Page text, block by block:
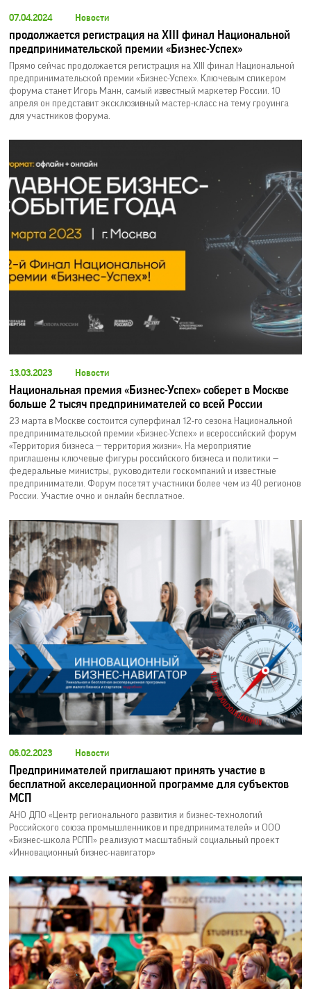
07.04.2024 Новости
продолжается регистрация на XIII финал Национальной
предпринимательской премии «Бизнес-Успех»
Прямо сейчас продолжается регистрация на XIII финал Национальной
предпринимательской премии «Бизнес-Успех». Ключевым спикером
форума станет Игорь Манн, самый известный маркетер России. 10
апреля он представит эксклюзивный мастер-класс на тему гроуинга
для участников форума.
13.03.2023 Новости
Национальная премия «Бизнес-Успех» соберет в Москве
больше 2 тысяч предпринимателей со всей России
23 марта в Москве состоится суперфинал 12-го сезона Национальной
предпринимательской премии «Бизнес-Успех» и всероссийский форум
«Территория бизнеса — территория жизни». На мероприятие
приглашены ключевые фигуры российского бизнеса и политики —
федеральные министры, руководители госкомпаний и известные
предприниматели. Форум посетят участники более чем из 40 регионов
России. Участие очно и онлайн бесплатное.
06.02.2023 Новости
Предпринимателей приглашают принять участие в
бесплатной акселерационной программе для субъектов
МСП
АНО ДПО «Центр регионального развития и бизнес-технологий
Российского союза промышленников и предпринимателей» и ООО
«Бизнес-школа РСПП» реализуют масштабный социальный проект
«Инновационный бизнес-навигатор»